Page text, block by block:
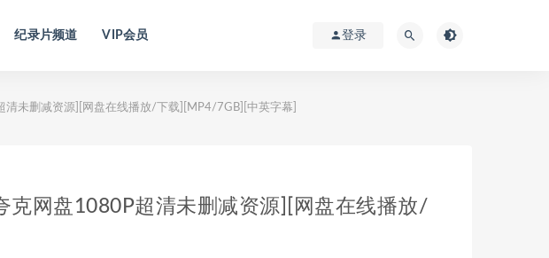
纪录片频道 VIP会员 登录
清未删减资源][网盘在线播放/下载][MP4/7GB][中英字幕]
克网盘1080P超清未删减资源][网盘在线播放/